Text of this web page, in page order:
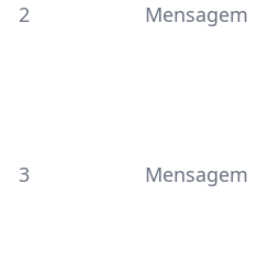
2 Mensagem
3 Mensagem